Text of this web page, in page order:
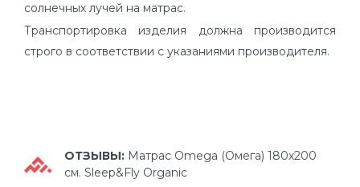
солнечных лучей на матрас.
Транспортировка изделия должна производится
строго в соответствии с указаниями производителя.
ОТЗЫВЫ: Матрас Omega (Омега) 180х200
см. Sleep&Fly Organic